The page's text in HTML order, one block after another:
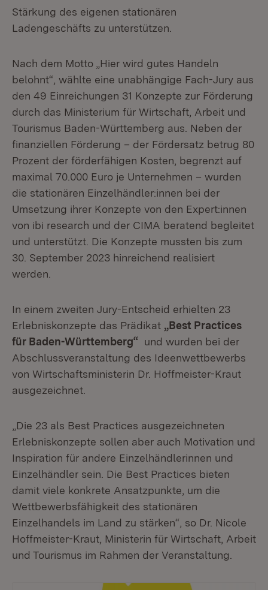
Stärkung des eigenen stationären
Ladengeschäfts zu unterstützen.
Nach dem Motto „Hier wird gutes Handeln
belohnt“, wählte eine unabhängige Fach-Jury aus
den 49 Einreichungen 31 Konzepte zur Förderung
durch das Ministerium für Wirtschaft, Arbeit und
Tourismus Baden-Württemberg aus. Neben der
finanziellen Förderung – der Fördersatz betrug 80
Prozent der förderfähigen Kosten, begrenzt auf
maximal 70.000 Euro je Unternehmen – wurden
die stationären Einzelhändler:innen bei der
Umsetzung ihrer Konzepte von den Expert:innen
von ibi research und der CIMA beratend begleitet
und unterstützt. Die Konzepte mussten bis zum
30. September 2023 hinreichend realisiert
werden.
In einem zweiten Jury-Entscheid erhielten 23
Erlebniskonzepte das Prädikat „Best Practices
für Baden-Württemberg“ und wurden bei der
Abschlussveranstaltung des Ideenwettbewerbs
von Wirtschaftsministerin Dr. Hoffmeister-Kraut
ausgezeichnet.
„Die 23 als Best Practices ausgezeichneten
Erlebniskonzepte sollen aber auch Motivation und
Inspiration für andere Einzelhändlerinnen und
Einzelhändler sein. Die Best Practices bieten
damit viele konkrete Ansatzpunkte, um die
Wettbewerbsfähigkeit des stationären
Einzelhandels im Land zu stärken“, so Dr. Nicole
Hoffmeister-Kraut, Ministerin für Wirtschaft, Arbeit
und Tourismus im Rahmen der Veranstaltung.